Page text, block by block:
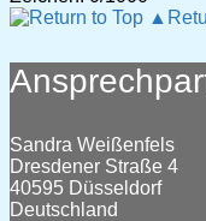
Sandra Weißenfels
Dresdener Straße 4
40595 Düsseldorf
Deutschland